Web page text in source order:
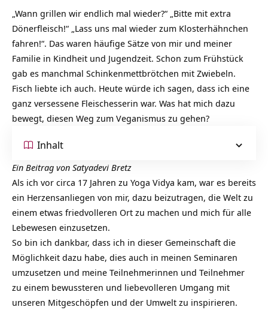
„Wann grillen wir endlich mal wieder?“ „Bitte mit extra
Dönerfleisch!“ „Lass uns mal wieder zum Klosterhähnchen
fahren!“. Das waren häufige Sätze von mir und meiner
Familie in Kindheit und Jugendzeit. Schon zum Frühstück
gab es manchmal Schinkenmettbrötchen mit Zwiebeln.
Fisch liebte ich auch. Heute würde ich sagen, dass ich eine
ganz versessene Fleischesserin war. Was hat mich dazu
bewegt, diesen Weg zum Veganismus zu gehen?
Inhalt
Ein Beitrag von Satyadevi Bretz
Als ich vor circa 17 Jahren zu Yoga Vidya kam, war es bereits
ein Herzensanliegen von mir, dazu beizutragen, die Welt zu
einem etwas friedvolleren Ort zu machen und mich für alle
Lebewesen einzusetzen.
So bin ich dankbar, dass ich in dieser Gemeinschaft die
Möglichkeit dazu habe, dies auch in meinen Seminaren
umzusetzen und meine Teilnehmerinnen und Teilnehmer
zu einem bewussteren und liebevolleren Umgang mit
unseren Mitgeschöpfen und der Umwelt zu inspirieren.